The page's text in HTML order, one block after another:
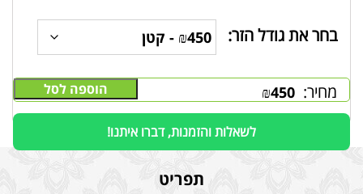
בחר את גודל הזר:
מחיר: ₪450 הוספה לסל
לשאלות והזמנות, דברו איתנו!
תפריט